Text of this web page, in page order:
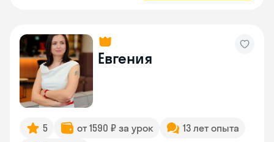
Евгения
5 от 1590 ₽ за урок
13 лет опыта